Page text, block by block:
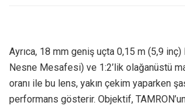
Ayrıca, 18 mm geniş uçta 0,15 m (5,9
Nesne Mesafesi) ve 1:2’lik olağanüstü
oranı ile bu lens, yakın çekim yaparken
performans gösterir. Objektif,